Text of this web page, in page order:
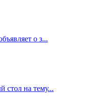
о з...
стол на тему...